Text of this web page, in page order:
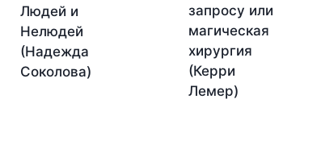
Людей и
Нелюдей
(Надежда
Соколова)
запросу или
магическая
хирургия
(Керри
Лемер)